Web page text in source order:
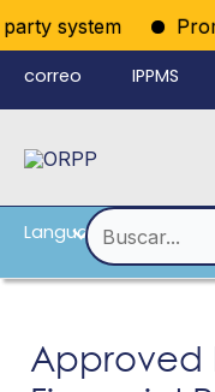
system
Ir
al
contenido
correo IPPMS
Language
Alternar
Buscar
por:
Approved